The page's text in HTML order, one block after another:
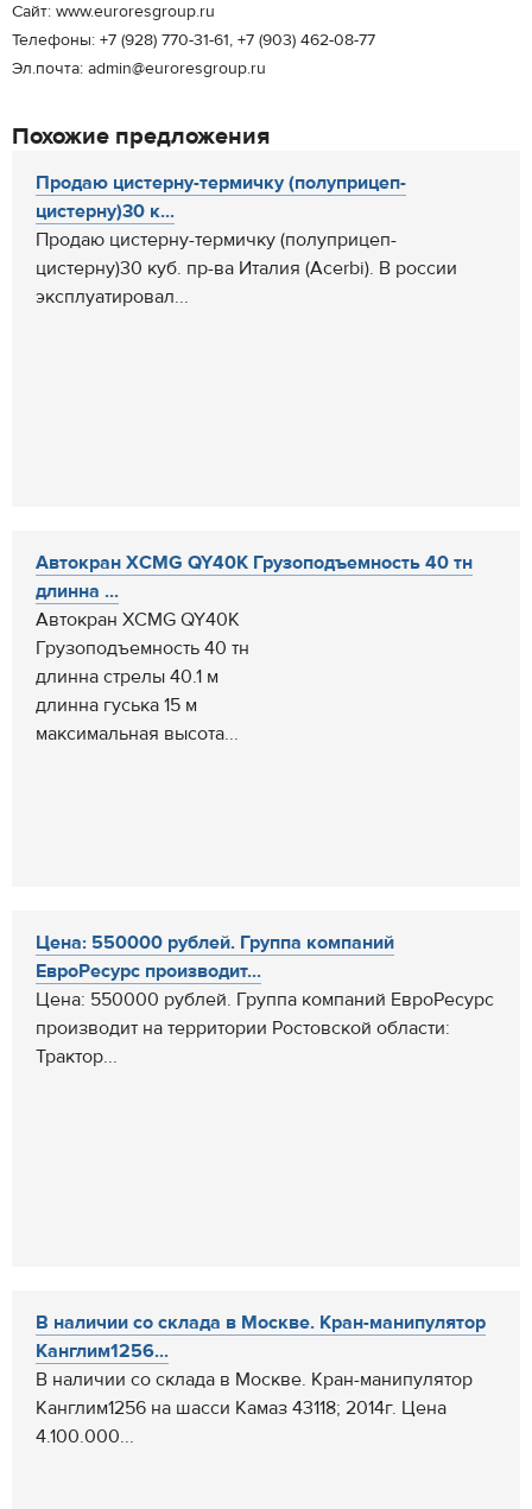
Сайт: www.euroresgroup.ru
Телефоны: +7 (928) 770-31-61, +7 (903) 462-08-77
Эл.почта: admin@euroresgroup.ru
Похожие предложения
Продаю цистерну-термичку (полуприцеп-
цистерну)30 к...
Продаю цистерну-термичку (полуприцеп-
цистерну)30 куб. пр-ва Италия (Acerbi). В россии
эксплуатировал...
Автокран XCMG QY40K Грузоподъемность 40 тн
длинна ...
Автокран XCMG QY40K
Грузоподъемность 40 тн
длинна стрелы 40.1 м
длинна гуська 15 м
максимальная высота...
Цена: 550000 рублей. Группа компаний
ЕвроРесурс производит...
Цена: 550000 рублей. Группа компаний ЕвроРесурс
производит на территории Ростовской области:
Трактор...
В наличии со склада в Москве. Кран-манипулятор
Канглим1256...
В наличии со склада в Москве. Кран-манипулятор
Канглим1256 на шасси Камаз 43118; 2014г. Цена
4.100.000...